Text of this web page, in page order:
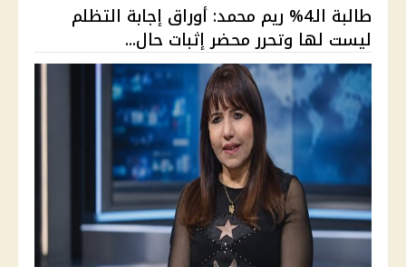
طالبة الـ4% ريم محمد: أوراق إجابة التظلم
ليست لها وتحرر محضر إثبات حال...